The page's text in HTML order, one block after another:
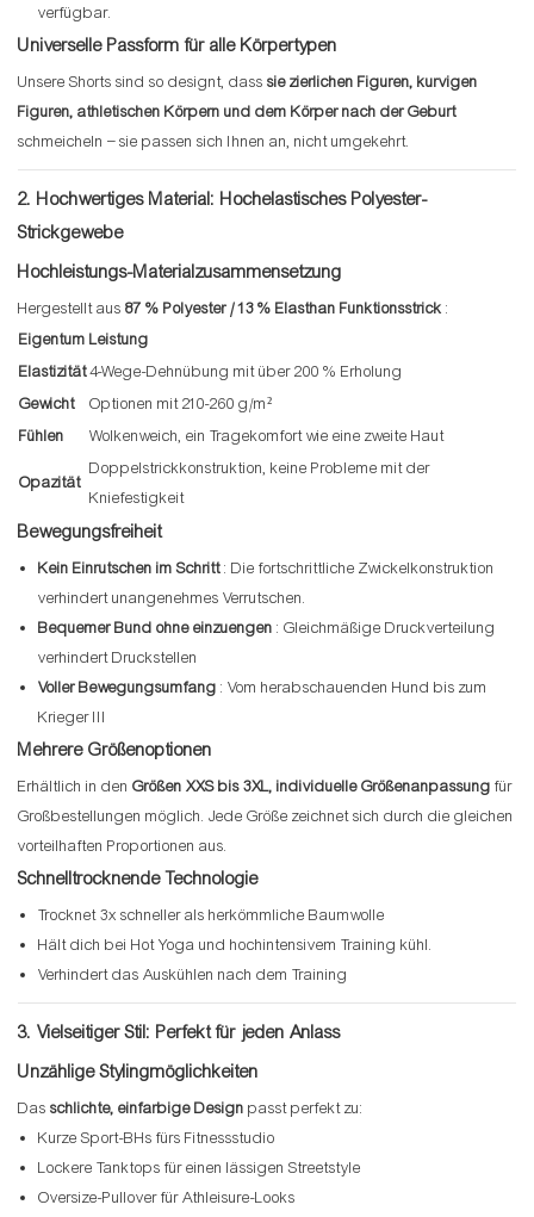
verfügbar.
Universelle Passform für alle Körpertypen
Unsere Shorts sind so designt, dass sie zierlichen Figuren, kurvigen
Figuren, athletischen Körpern und dem Körper nach der Geburt
schmeicheln – sie passen sich Ihnen an, nicht umgekehrt.
2. Hochwertiges Material: Hochelastisches Polyester-
Strickgewebe
Hochleistungs-Materialzusammensetzung
Hergestellt aus 87 % Polyester / 13 % Elasthan Funktionsstrick :
Eigentum Leistung
Elastizität4-Wege-Dehnübung mit über 200 % Erholung
Gewicht
Optionen mit 210-260 g/m²
Fühlen
Wolkenweich, ein Tragekomfort wie eine zweite Haut
Opazität
Doppelstrickkonstruktion, keine Probleme mit der
Kniefestigkeit
Bewegungsfreiheit
Kein Einrutschen im Schritt: Die fortschrittliche Zwickelkonstruktion
verhindert unangenehmes Verrutschen.
Bequemer Bund ohne einzuengen : Gleichmäßige Druckverteilung
verhindert Druckstellen
Voller Bewegungsumfang : Vom herabschauenden Hund bis zum
Krieger III
Mehrere Größenoptionen
Erhältlich in den Größen XXS bis 3XL, individuelle Größenanpassung für
Großbestellungen möglich. Jede Größe zeichnet sich durch die gleichen
vorteilhaften Proportionen aus.
Schnelltrocknende Technologie
Trocknet 3x schneller als herkömmliche Baumwolle
Hält dich bei Hot Yoga und hochintensivem Training kühl.
Verhindert das Auskühlen nach dem Training
3. Vielseitiger Stil: Perfekt für jeden Anlass
Unzählige Stylingmöglichkeiten
Das schlichte, einfarbige Design passt perfekt zu:
Kurze Sport-BHs fürs Fitnessstudio
Lockere Tanktops für einen lässigen Streetstyle
Oversize-Pullover für Athleisure-Looks